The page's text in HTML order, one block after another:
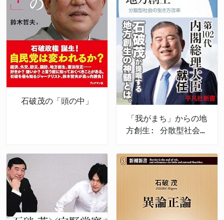
石破茂の「頭の中」
「我がまち」からの地
方創生: 分散型社会の